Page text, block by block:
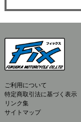
ご利用について
特定商取引法に基づく表示
リンク集
サイトマップ